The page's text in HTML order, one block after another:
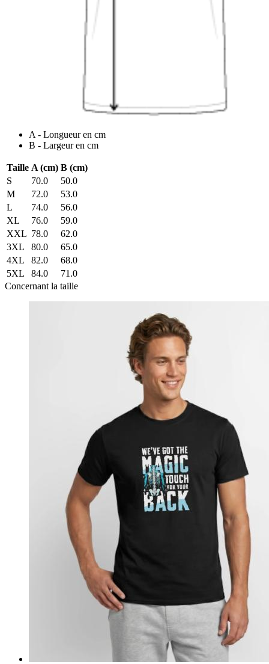
A - Longueur en cm
B - Largeur en cm
Taille A (cm) B (cm)
S
70.0
50.0
M
72.0
53.0
L
74.0
56.0
XL
76.0
59.0
XXL 78.0
62.0
3XL
80.0
65.0
4XL
82.0
68.0
5XL
84.0
71.0
Concernant la taille